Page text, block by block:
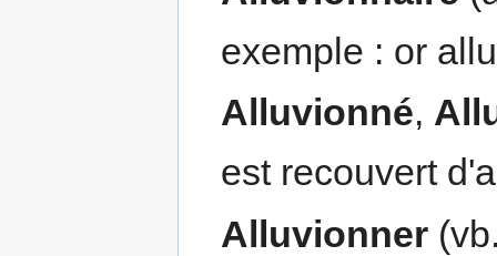
exemple : or
Alluvionné,
est recouvert
Alluvionner